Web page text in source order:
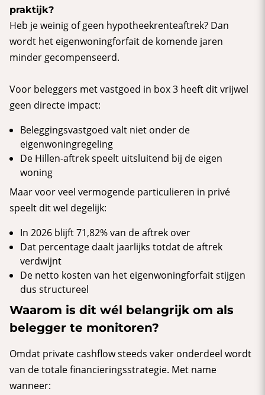
praktijk?
Heb je weinig of geen hypotheekrenteaftrek? Dan
wordt het eigenwoningforfait de komende jaren
minder gecompenseerd.
Voor beleggers met vastgoed in box 3 heeft dit vrijwel
geen directe impact:
Beleggingsvastgoed valt niet onder de
eigenwoningregeling
De Hillen-aftrek speelt uitsluitend bij de eigen
woning
Maar voor veel vermogende particulieren in privé
speelt dit wel degelijk:
In 2026 blijft 71,82% van de aftrek over
Dat percentage daalt jaarlijks totdat de aftrek
verdwijnt
De netto kosten van het eigenwoningforfait stijgen
dus structureel
Waarom is dit wél belangrijk om als
belegger te monitoren?
Omdat private cashflow steeds vaker onderdeel wordt
van de totale financieringsstrategie. Met name
wanneer: